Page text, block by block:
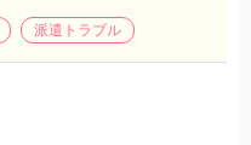
派遣トラブル